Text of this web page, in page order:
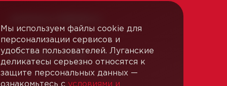
Мы используем файлы cookie для
персонализации сервисов и
удобства пользователей. Луганские
деликатесы серьезно относятся к
защите персональных данных —
ознакомьтесь с условиями и